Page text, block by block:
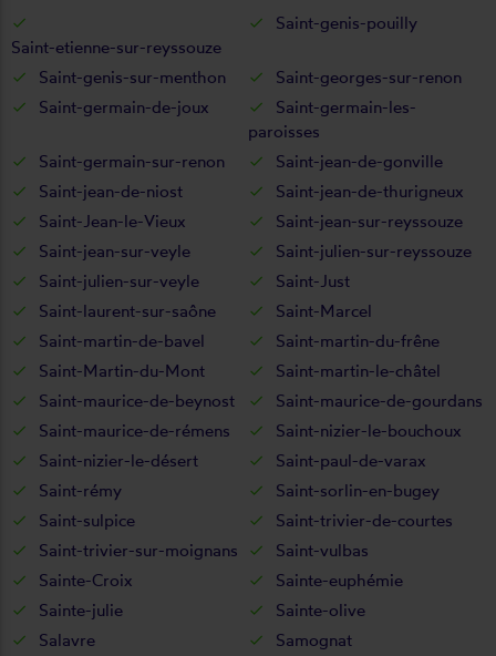
Saint-etienne-sur-reyssouze
Saint-genis-pouilly
Saint-genis-sur-menthon
Saint-georges-sur-renon
Saint-germain-de-joux
Saint-germain-les-
paroisses
Saint-germain-sur-renon
Saint-jean-de-gonville
Saint-jean-de-niost
Saint-jean-de-thurigneux
Saint-Jean-le-Vieux
Saint-jean-sur-reyssouze
Saint-jean-sur-veyle
Saint-julien-sur-reyssouze
Saint-julien-sur-veyle
Saint-Just
Saint-laurent-sur-saône
Saint-Marcel
Saint-martin-de-bavel
Saint-martin-du-frêne
Saint-Martin-du-Mont
Saint-martin-le-châtel
Saint-maurice-de-beynost
Saint-maurice-de-gourdans
Saint-maurice-de-rémens
Saint-nizier-le-bouchoux
Saint-nizier-le-désert
Saint-paul-de-varax
Saint-rémy
Saint-sorlin-en-bugey
Saint-sulpice
Saint-trivier-de-courtes
Saint-trivier-sur-moignans
Saint-vulbas
Sainte-Croix
Sainte-euphémie
Sainte-julie
Sainte-olive
Salavre
Samognat